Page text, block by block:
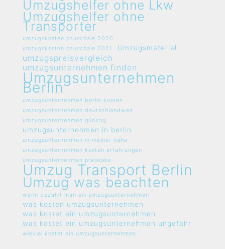
Umzugshelfer ohne Lkw
Umzugshelfer ohne
Transporter
umzugskosten pauschale 2020
umzugskosten pauschale 2021
Umzugsmaterial
umzugspreisvergleich
umzugsunternehmen finden
Umzugsunternehmen
Berlin
umzugsunternehmen berlin kosten
umzugsunternehmen deutschlandweit
umzugsunternehmen günstig
umzugsunternehmen in berlin
umzugsunternehmen in meiner nähe
umzugsunternehmen kosten erfahrungen
umzugsunternehmen preisliste
Umzug Transport Berlin
Umzug was beachten
wann bezahlt man ein umzugsunternehmen
was kosten umzugsunternehmen
was kostet ein umzugsunternehmen
was kostet ein umzugsunternehmen ungefähr
wieviel kostet ein umzugsunternehmen